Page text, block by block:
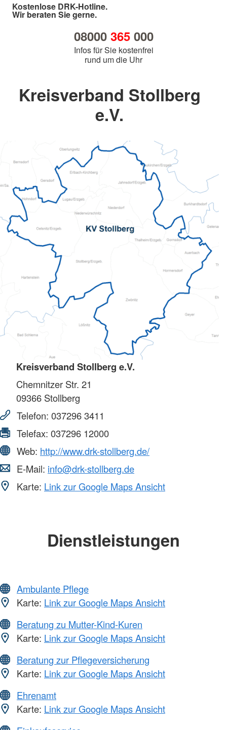
Kostenlose DRK-Hotline.
Wir beraten Sie gerne.
08000 365000
Infos für Sie kostenfrei
rund um die Uhr
Kreisverband Stollberg
e.V.
Kreisverband Stollberg e.V.
Chemnitzer Str. 21
09366 Stollberg
Telefon: 037296 3411
Telefax: 037296 12000
Web: http://www.drk-stollberg.de/
E-Mail: info@drk-stollberg.de
Karte: Link zur Google Maps Ansicht
Dienstleistungen
Ambulante Pflege
Karte: Link zur Google Maps Ansicht
Beratung zu Mutter-Kind-Kuren
Karte: Link zur Google Maps Ansicht
Beratung zur Pflegeversicherung
Karte: Link zur Google Maps Ansicht
Ehrenamt
Karte: Link zur Google Maps Ansicht